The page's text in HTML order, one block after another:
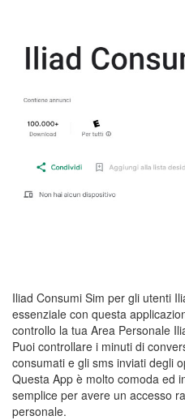
Iliad Consumi Sim per gli utenti
essenziale con questa
controllo la tua Area Personale
Puoi controllare i minuti di
consumati e gli sms inviati degli
Questa App è molto comoda ed
semplice per avere un accesso
personale.